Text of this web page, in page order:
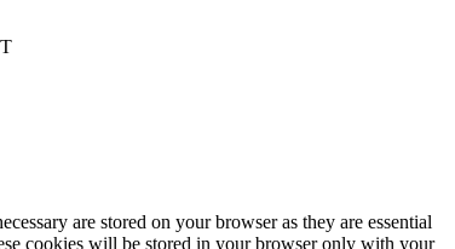
are stored on your browser as they are essential
cookies will be stored in your browser only with your